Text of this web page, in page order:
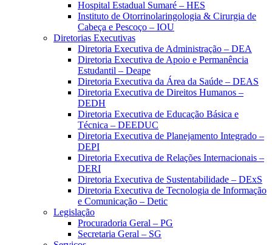
Hospital Estadual Sumaré – HES
Instituto de Otorrinolaringologia & Cirurgia de
Cabeça e Pescoço – IOU
Diretorias Executivas
Diretoria Executiva de Administração – DEA
Diretoria Executiva de Apoio e Permanência
Estudantil – Deape
Diretoria Executiva da Área da Saúde – DEAS
Diretoria Executiva de Direitos Humanos –
DEDH
Diretoria Executiva de Educação Básica e
Técnica – DEEDUC
Diretoria Executiva de Planejamento Integrado –
DEPI
Diretoria Executiva de Relações Internacionais –
DERI
Diretoria Executiva de Sustentabilidade – DExS
Diretoria Executiva de Tecnologia de Informação
e Comunicação – Detic
Legislação
Procuradoria Geral – PG
Secretaria Geral – SG